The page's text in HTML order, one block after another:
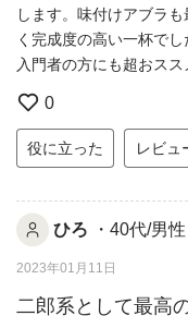
します。味付けアブラ
く完成度の高い一杯で
入門者の方にも超おスス
0
役に立った レビュ
ひろ ・40代/男性
2023年01月11日
二郎系として最高